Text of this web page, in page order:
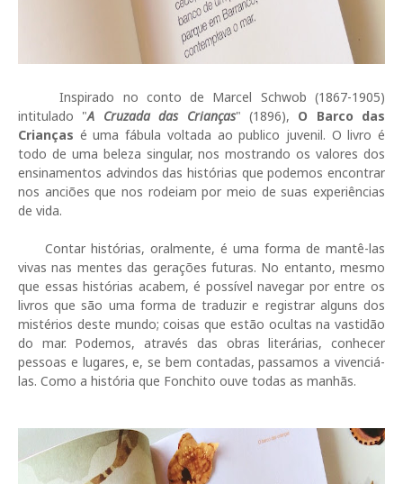
Inspirado no conto de Marcel Schwob (1867-1905)
intitulado "A Cruzada das Crianças" (1896), O Barco das
Crianças é uma fábula voltada ao publico juvenil. O livro é
todo de uma beleza singular, nos mostrando os valores dos
ensinamentos advindos das histórias que podemos encontrar
nos anciões que nos rodeiam por meio de suas experiências
de vida.
Contar histórias, oralmente, é uma forma de mantê-las
vivas nas mentes das gerações futuras. No entanto, mesmo
que essas histórias acabem, é possível navegar por entre os
livros que são uma forma de traduzir e registrar alguns dos
mistérios deste mundo; coisas que estão ocultas na vastidão
do mar. Podemos, através das obras literárias, conhecer
pessoas e lugares, e, se bem contadas, passamos a vivenciá-
las. Como a história que Fonchito ouve todas as manhãs.